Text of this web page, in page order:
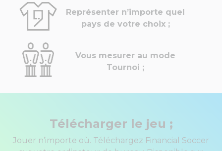
Représenter n’importe quel
pays de votre choix ;
Vous mesurer au mode
Tournoi ;
Télécharger le jeu ;
Jouer n’importe où. Téléchargez Financial Soccer